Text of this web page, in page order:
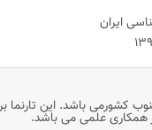
کشورمی باشد. این
همکاری علمی می باشد.